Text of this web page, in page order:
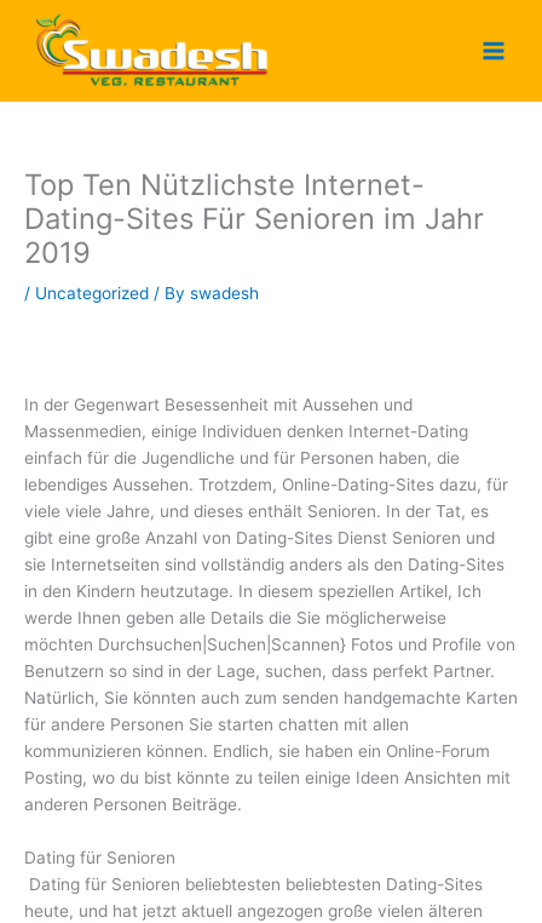
content
Top Ten Nützlichste Internet-
Dating-Sites Für Senioren im Jahr
2019
/ Uncategorized / By swadesh
In der Gegenwart Besessenheit mit Aussehen und
Massenmedien, einige Individuen denken Internet-Dating
einfach für die Jugendliche und für Personen haben, die
lebendiges Aussehen. Trotzdem, Online-Dating-Sites dazu, für
viele viele Jahre, und dieses enthält Senioren. In der Tat, es
gibt eine große Anzahl von Dating-Sites Dienst Senioren und
sie Internetseiten sind vollständig anders als den Dating-Sites
in den Kindern heutzutage. In diesem speziellen Artikel, Ich
werde Ihnen geben alle Details die Sie möglicherweise
möchten Durchsuchen|Suchen|Scannen} Fotos und Profile von
Benutzern so sind in der Lage, suchen, dass perfekt Partner.
Natürlich, Sie könnten auch zum senden handgemachte Karten
für andere Personen Sie starten chatten mit allen
kommunizieren können. Endlich, sie haben ein Online-Forum
Posting, wo du bist könnte zu teilen einige Ideen Ansichten mit
anderen Personen Beiträge.
Dating für Senioren
Dating für Senioren beliebtesten beliebtesten Dating-Sites
heute, und hat jetzt aktuell angezogen große vielen älteren